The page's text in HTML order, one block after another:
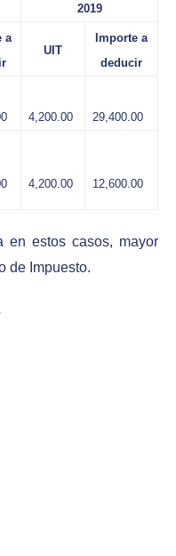
2019
a
UIT
Importe a
deducir
4,200.00 29,400.00
4,200.00 12,600.00
estos casos, mayor
de Impuesto.